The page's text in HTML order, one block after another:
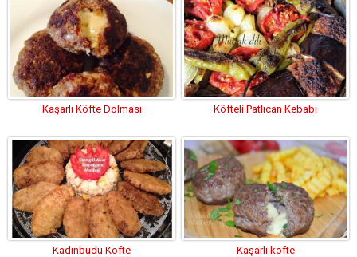
Kaşarlı Köfte Dolması Köfteli Patlıcan Kebabı
Kadınbudu Köfte Kaşarlı köfte